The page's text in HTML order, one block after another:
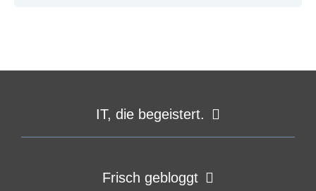
IT, die begeistert.
Frisch gebloggt